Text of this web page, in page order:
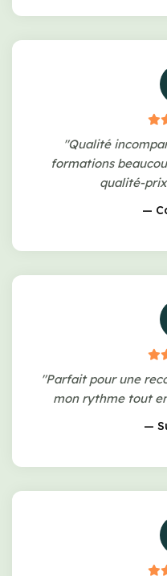
"Qualité
formations
qualité-
—
"Parfait pour une
mon rythme tout
—